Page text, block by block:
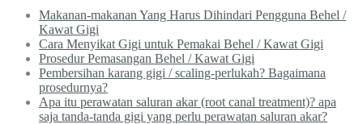
Makanan-makanan Yang Harus Dihindari Pengguna Behel /
Kawat Gigi
Cara Menyikat Gigi untuk Pemakai Behel / Kawat Gigi
Prosedur Pemasangan Behel / Kawat Gigi
Pembersihan karang gigi / scaling-perlukah? Bagaimana
prosedurnya?
Apa itu perawatan saluran akar (root canal treatment)? apa
saja tanda-tanda gigi yang perlu perawatan saluran akar?